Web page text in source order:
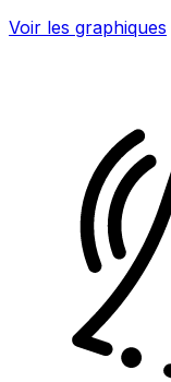
Voir les graphiques